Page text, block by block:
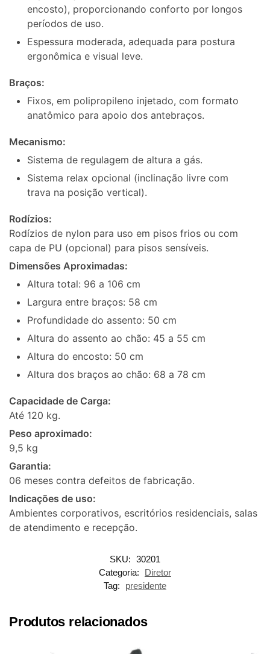
encosto), proporcionando conforto por longos
períodos de uso.
Espessura moderada, adequada para postura
ergonômica e visual leve.
Braços:
Fixos, em polipropileno injetado, com formato
anatômico para apoio dos antebraços.
Mecanismo:
Sistema de regulagem de altura a gás.
Sistema relax opcional (inclinação livre com
trava na posição vertical).
Rodízios:
Rodízios de nylon para uso em pisos frios ou com
capa de PU (opcional) para pisos sensíveis.
Dimensões Aproximadas:
Altura total: 96 a 106 cm
Largura entre braços: 58 cm
Profundidade do assento: 50 cm
Altura do assento ao chão: 45 a 55 cm
Altura do encosto: 50 cm
Altura dos braços ao chão: 68 a 78 cm
Capacidade de Carga:
Até 120 kg.
Peso aproximado:
9,5 kg
Garantia:
06 meses contra defeitos de fabricação.
Indicações de uso:
Ambientes corporativos, escritórios residenciais, salas
de atendimento e recepção.
SKU: 30201
Categoria:
Diretor
Tag:
presidente
Produtos relacionados